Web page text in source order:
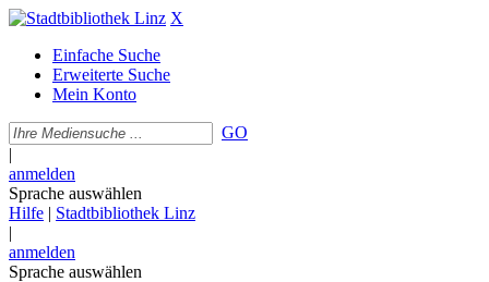
X
Einfache Suche
Erweiterte Suche
Mein Konto
GO
|
anmelden
Sprache auswählen
Hilfe | Stadtbibliothek Linz
|
anmelden
Sprache auswählen